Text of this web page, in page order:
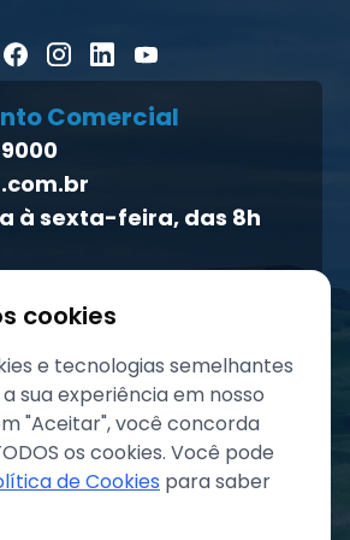
ao titular
Forte
Comercial
à sexta-feira, das 8h
cookies
e tecnologias semelhantes
sua experiência em nosso
"Aceitar", você concorda
os cookies. Você pode
de Cookies para saber